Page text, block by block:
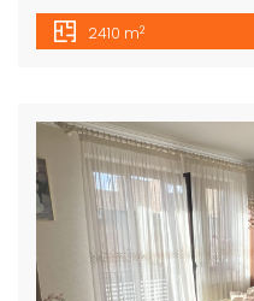
Trazzera Piazza Armerina,
un unico lotto e 310 mq è
2410 m2